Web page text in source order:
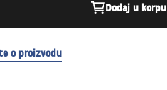
Dodaj u korpu
o proizvodu